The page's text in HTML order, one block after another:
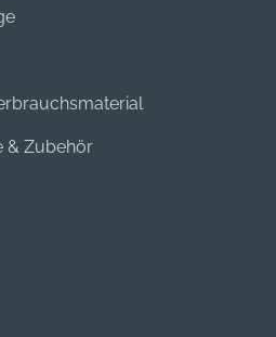
& Zubehör